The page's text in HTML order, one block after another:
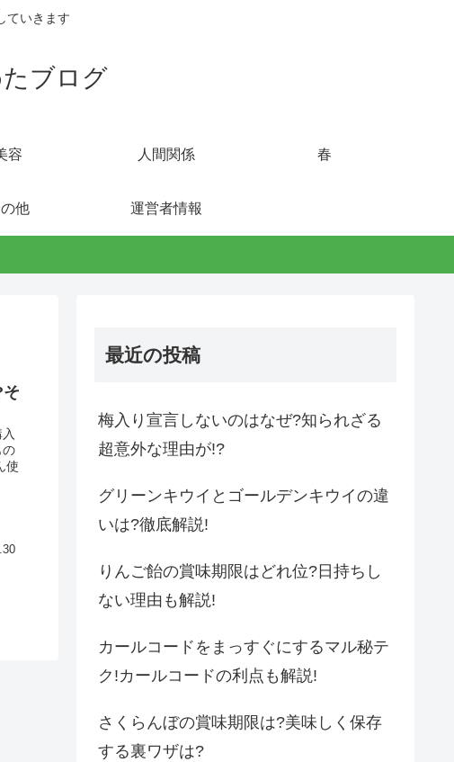
ていきます
ブログ
容 人間関係 春
他 運営者情報
の
使
最近の投稿
梅入り宣言しないのはなぜ?知られざる
超意外な理由が!?
グリーンキウイとゴールデンキウイの違
いは?徹底解説!
りんご飴の賞味期限はどれ位?日持ちし
ない理由も解説!
カールコードをまっすぐにするマル秘テ
ク!カールコードの利点も解説!
さくらんぼの賞味期限は?美味しく保存
する裏ワザは?